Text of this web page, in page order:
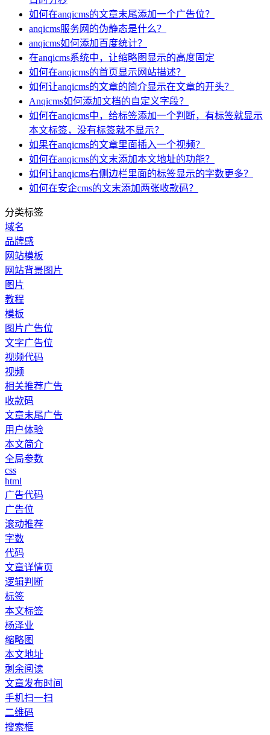
如何在anqicms的文章末尾添加一个广告位？
anqicms服务网的伪静态是什么？
anqicms如何添加百度统计？
在anqicms系统中，让缩略图显示的高度固定
如何在anqicms的首页显示网站描述？
如何让anqicms的文章的简介显示在文章的开头？
Anqicms如何添加文档的自定义字段？
如何在anqicms中，给标签添加一个判断，有标签就显示
本文标签，没有标签就不显示？
如果在anqicms的文章里面插入一个视频？
如何在anqicms的文末添加本文地址的功能？
如何让anqicms右侧边栏里面的标签显示的字数更多？
如何在安企cms的文末添加两张收款码？
分类标签
域名
品牌感
网站模板
网站背景图片
图片
教程
模板
图片广告位
文字广告位
视频代码
视频
相关推荐广告
收款码
文章末尾广告
用户体验
本文简介
全局参数
css
html
广告代码
广告位
滚动推荐
字数
代码
文章详情页
逻辑判断
标签
本文标签
杨泽业
缩略图
本文地址
剩余阅读
文章发布时间
手机扫一扫
二维码
搜索框